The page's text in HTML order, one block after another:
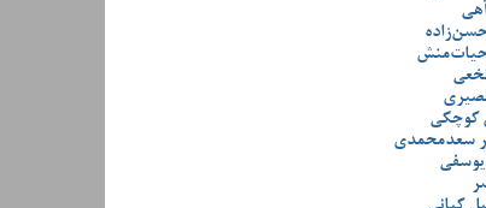
کوچکی
سعدمحمدی
یوسفی